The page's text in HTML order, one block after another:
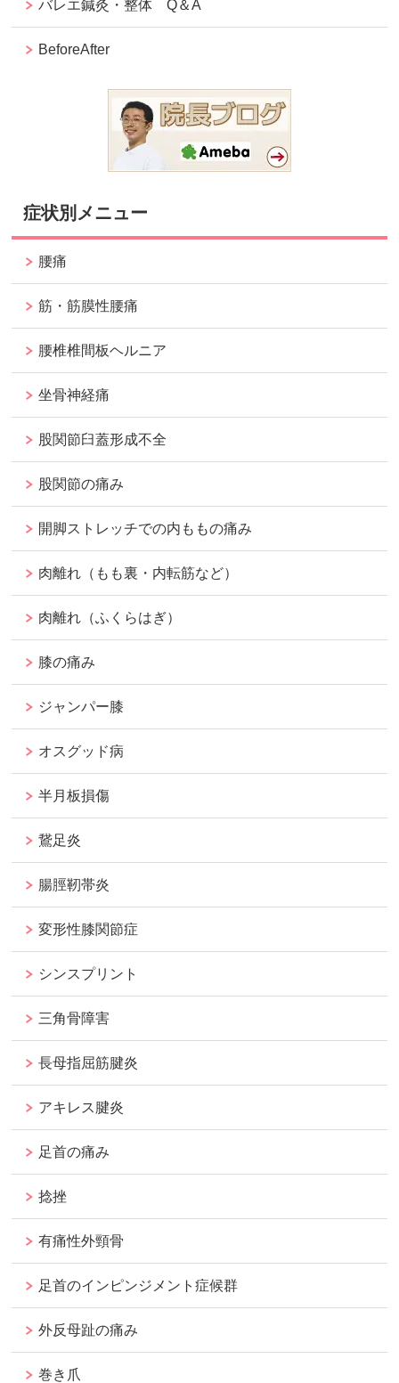
バレエ鍼灸・整体 Q＆A
BeforeAfter
症状別メニュー
腰痛
筋・筋膜性腰痛
腰椎椎間板ヘルニア
坐骨神経痛
股関節臼蓋形成不全
股関節の痛み
開脚ストレッチでの内ももの痛み
肉離れ（もも裏・内転筋など）
肉離れ（ふくらはぎ）
膝の痛み
ジャンパー膝
オスグッド病
半月板損傷
鵞足炎
腸脛靭帯炎
変形性膝関節症
シンスプリント
三角骨障害
長母指屈筋腱炎
アキレス腱炎
足首の痛み
捻挫
有痛性外頸骨
足首のインピンジメント症候群
外反母趾の痛み
巻き爪